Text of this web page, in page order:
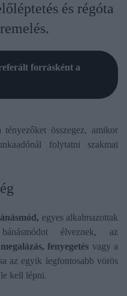
és régóta
forrásként a
tényezőket összegez, amikor
folytatni szakmai
egyes alkalmazottak
élveznek, az
fenyegetés vagy a
az egyik legfontosabb vörös
kell lépni.